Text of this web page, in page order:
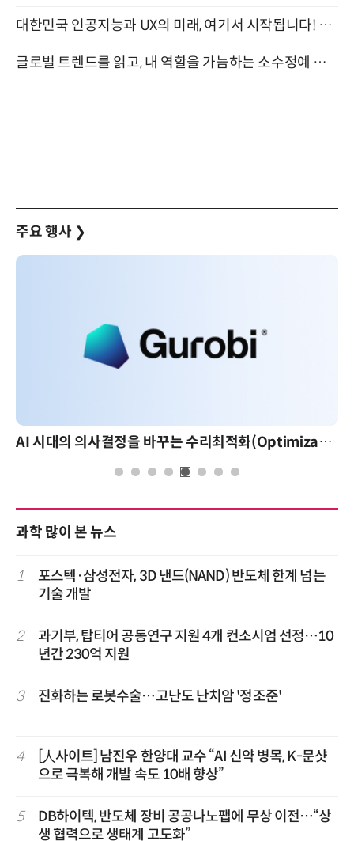
대한민국 인공지능과 UX의 미래, 여기서 시작됩니다! UX Korea 2026 - Fall 9월 2일 개최
글로벌 트렌드를 읽고, 내 역할을 가늠하는 소수정예 실습 워크숍 (8/28)
주요 행사 ❯
AI 시대의 의사결정을 바꾸는 수리최적화(Optimization): 실제 산업 적용 사례와 활용 전략
과학 많이 본 뉴스
1
포스텍·삼성전자, 3D 낸드(NAND) 반도체 한계 넘는
기술 개발
2
과기부, 탑티어 공동연구 지원 4개 컨소시엄 선정…10
년간 230억 지원
3 진화하는 로봇수술…고난도 난치암 '정조준'
4
[人사이트] 남진우 한양대 교수 “AI 신약 병목, K-문샷
으로 극복해 개발 속도 10배 향상”
5
DB하이텍, 반도체 장비 공공나노팹에 무상 이전…“상
생 협력으로 생태계 고도화”